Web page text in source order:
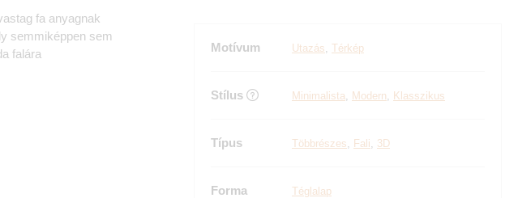
fa anyagnak
semmiképpen sem
falára
Motívum Utazás, Térkép
Stílus Minimalista, Modern, Klasszikus
Típus Többrészes, Fali, 3D
Forma Téglalap